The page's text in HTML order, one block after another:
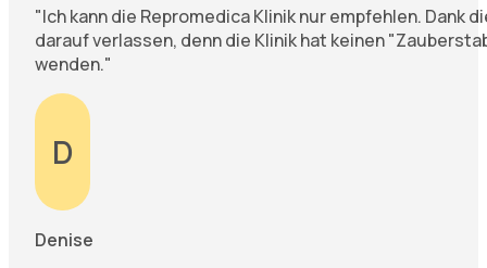
"Ich kann die Repromedica Klinik nur empfehlen.
darauf verlassen, denn die Klinik hat keinen
wenden."
D
Denise